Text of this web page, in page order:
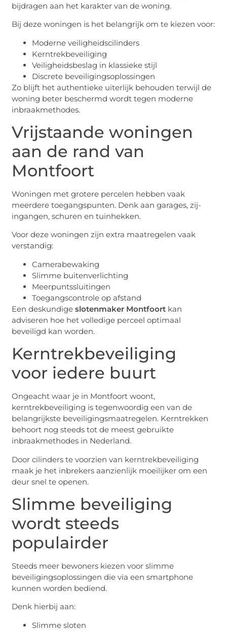
bijdragen aan het karakter van de woning.
Bij deze woningen is het belangrijk om te kiezen voor:
Moderne veiligheidscilinders
Kerntrekbeveiliging
Veiligheidsbeslag in klassieke stijl
Discrete beveiligingsoplossingen
Zo blijft het authentieke uiterlijk behouden terwijl de
woning beter beschermd wordt tegen moderne
inbraakmethodes.
Vrijstaande woningen
aan de rand van
Montfoort
Woningen met grotere percelen hebben vaak
meerdere toegangspunten. Denk aan garages, zij-
ingangen, schuren en tuinhekken.
Voor deze woningen zijn extra maatregelen vaak
verstandig:
Camerabewaking
Slimme buitenverlichting
Meerpuntssluitingen
Toegangscontrole op afstand
Een deskundigeslotenmaker Montfoort kan
adviseren hoe het volledige perceel optimaal
beveiligd kan worden.
Kerntrekbeveiliging
voor iedere buurt
Ongeacht waar je in Montfoort woont,
kerntrekbeveiliging is tegenwoordig een van de
belangrijkste beveiligingsmaatregelen. Kerntrekken
behoort nog steeds tot de meest gebruikte
inbraakmethodes in Nederland.
Door cilinders te voorzien van kerntrekbeveiliging
maak je het inbrekers aanzienlijk moeilijker om een
deur snel te openen.
Slimme beveiliging
wordt steeds
populairder
Steeds meer bewoners kiezen voor slimme
beveiligingsoplossingen die via een smartphone
kunnen worden bediend.
Denk hierbij aan:
Slimme sloten